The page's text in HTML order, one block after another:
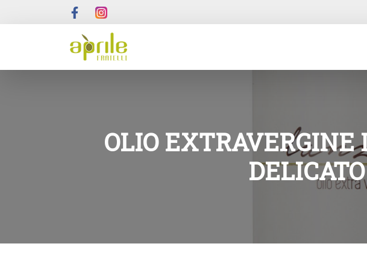
OLIO EXTRAVERGINE